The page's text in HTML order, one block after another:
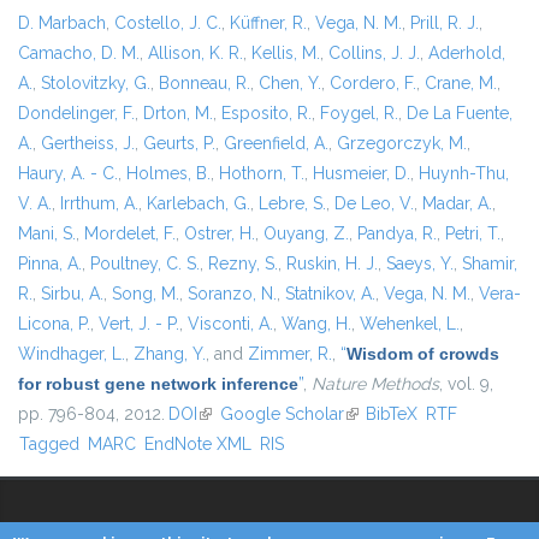
D. Marbach, Costello, J. C., Küffner, R., Vega, N. M., Prill, R. J.,
Camacho, D. M., Allison, K. R., Kellis, M., Collins, J. J., Aderhold,
A., Stolovitzky, G., Bonneau, R., Chen, Y., Cordero, F., Crane, M.,
Dondelinger, F., Drton, M., Esposito, R., Foygel, R., De La Fuente,
A., Gertheiss, J., Geurts, P., Greenfield, A., Grzegorczyk, M.,
Haury, A. - C., Holmes, B., Hothorn, T., Husmeier, D., Huynh-Thu,
V. A., Irrthum, A., Karlebach, G., Lebre, S., De Leo, V., Madar, A.,
Mani, S., Mordelet, F., Ostrer, H., Ouyang, Z., Pandya, R., Petri, T.,
Pinna, A., Poultney, C. S., Rezny, S., Ruskin, H. J., Saeys, Y., Shamir,
R., Sirbu, A., Song, M., Soranzo, N., Statnikov, A., Vega, N. M., Vera-
Licona, P., Vert, J. - P., Visconti, A., Wang, H., Wehenkel, L.,
Windhager, L., Zhang, Y., and Zimmer, R., “Wisdom of crowds
for robust gene network inference”, Nature Methods, vol. 9,
pp. 796-804, 2012. DOI (link is external)
Google Scholar(link is external)
BibTeX RTF
Tagged MARC EndNote XML RIS